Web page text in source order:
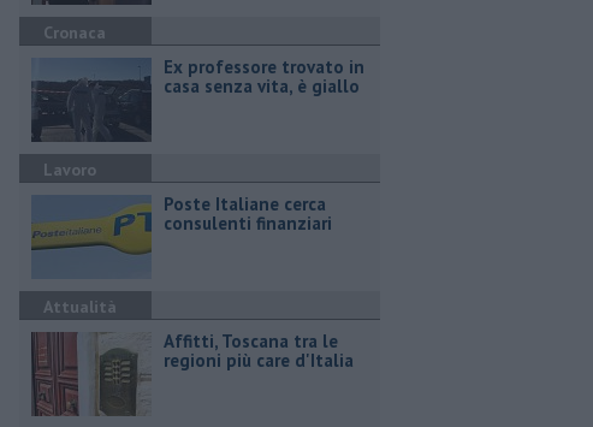
Cronaca
Ex professore trovato in
casa senza vita, è giallo
Lavoro
Poste Italiane cerca
consulenti finanziari
Attualità
Affitti, Toscana tra le
regioni più care d'Italia